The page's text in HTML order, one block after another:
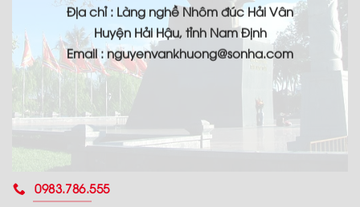
Địa chỉ : Làng nghề Nhôm đúc Hải Vân
Huyện Hải Hậu, tỉnh Nam Định
Email : nguyenvankhuong@sonha.com
0983.786.555